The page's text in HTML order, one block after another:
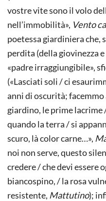
vostre vite sono il volo
nell’immobilità», Vento
poetessa giardiniera che,
perdita (della giovinezza
«padre irraggiungibile»,
(«Lasciati soli / ci
anni di oscurità;
giardino, le prime lacrime
quando la terra / si
scuro, là color carne…»,
noi non serve, questo
credere / che devi essere
biancospino, / la rosa
resistente, Mattutino);